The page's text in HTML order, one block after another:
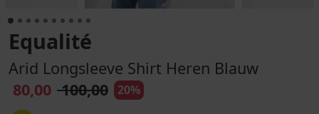
Equalité
Arid Longsleeve Shirt Heren Blauw
80,00 100,00 20%